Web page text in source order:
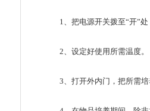
1、把电源开关拨至“开”处
2、设定好使用所需温度。
3、打开外内门，把所需培